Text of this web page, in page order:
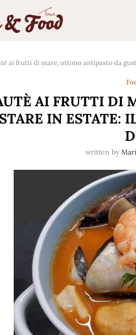
ai frutti di mare, ottimo antipasto da
AI FRUTTI DI
IN ESTATE:
written by